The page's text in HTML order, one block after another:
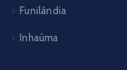
Funilândia
Inhaúma